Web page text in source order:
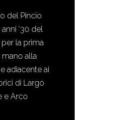
del Pincio
’30 del
la prima
alla
adiacente ai
di Largo
e Arco